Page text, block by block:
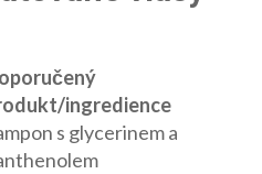
ingredience
s glycerinem a